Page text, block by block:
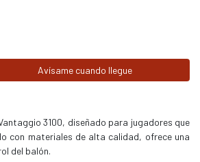
Avísame cuando llegue
3100, diseñado para jugadores que
con materiales de alta calidad, ofrece una
del balón.